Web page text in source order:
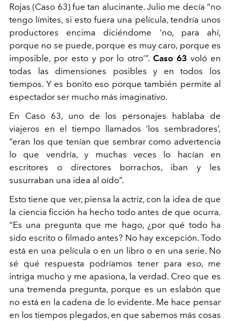
Rojas (Caso 63) fue tan alucinante. Julio me decía “no
tengo límites, si esto fuera una película, tendría unos
productores encima diciéndome ‘no, para ahí,
porque no se puede, porque es muy caro, porque es
imposible, por esto y por lo otro’”.Caso 63voló en
todas las dimensiones posibles y en todos los
tiempos. Y es bonito eso porque también permite al
espectador ser mucho más imaginativo.
En Caso 63, uno de los personajes hablaba de
viajeros en el tiempo llamados ‘los sembradores’,
“eran los que tenían que sembrar como advertencia
lo que vendría, y muchas veces lo hacían en
escritores o directores borrachos, iban y les
susurraban una idea al oído”.
Esto tiene que ver, piensa la actriz, con la idea de que
la ciencia ficción ha hecho todo antes de que ocurra.
“Es una pregunta que me hago, ¿por qué todo ha
sido escrito o filmado antes? No hay excepción. Todo
está en una película o en un libro o en una serie. No
sé qué respuesta podríamos tener para eso, me
intriga mucho y me apasiona, la verdad. Creo que es
una tremenda pregunta, porque es un eslabón que
no está en la cadena de lo evidente. Me hace pensar
en los tiempos plegados, en que sabemos más cosas